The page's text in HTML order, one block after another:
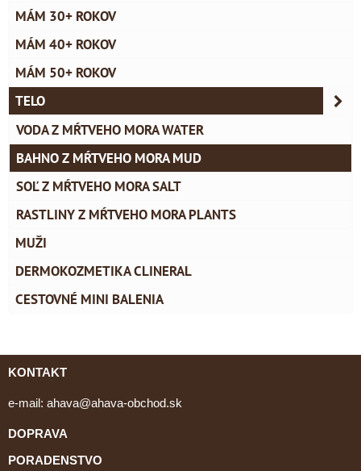
MÁM 30+ ROKOV
MÁM 40+ ROKOV
MÁM 50+ ROKOV
TELO
VODA Z MŔTVEHO MORA WATER
BAHNO Z MŔTVEHO MORA MUD
SOĽ Z MŔTVEHO MORA SALT
RASTLINY Z MŔTVEHO MORA PLANTS
MUŽI
DERMOKOZMETIKA CLINERAL
CESTOVNÉ MINI BALENIA
KONTAKT
e-mail: ahava@ahava-obchod.sk
DOPRAVA
PORADENSTVO